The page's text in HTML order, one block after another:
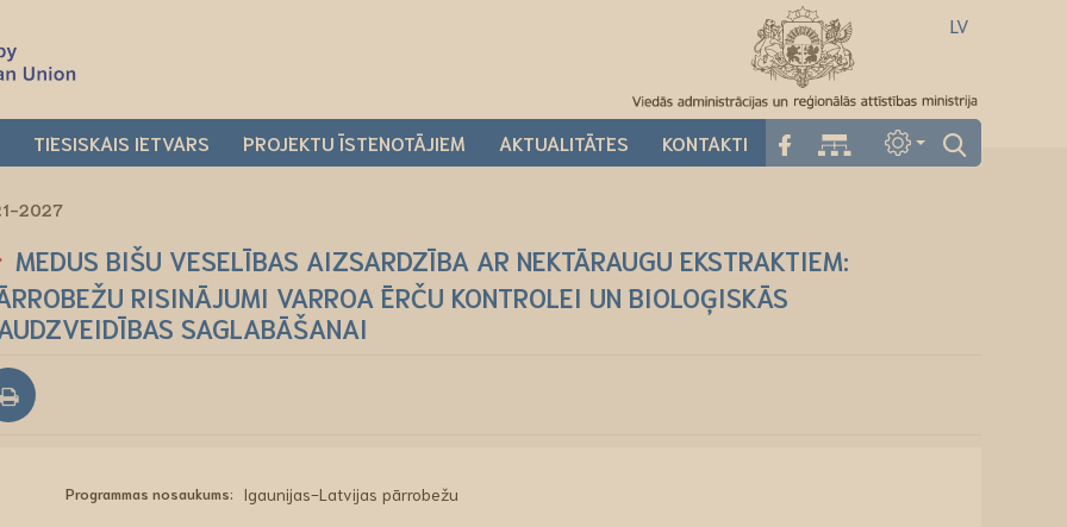
LV
TIESISKAIS IETVARS PROJEKTU ĪSTENOTĀJIEM AKTUALITĀTES KONTAKTI
2027
MEDUS BIŠU VESELĪBAS AIZSARDZĪBA AR NEKTĀRAUGU EKSTRAKTIEM:
RISINĀJUMI VARROA ĒRČU KONTROLEI UN BIOLOĢISKĀS
SAGLABĀŠANAI
Programmas nosaukums: Igaunijas-Latvijas pārrobežu